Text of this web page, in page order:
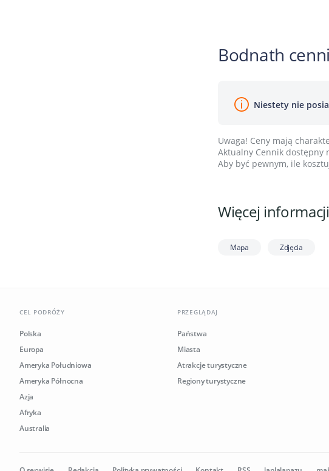
Bodnath
Niestety nie
Uwaga! Ceny mają
Aktualny Cennik dostępny
Aby być pewnym, ile
Więcej informacji
Mapa Zdjęcia
CEL PODRÓŻY
Polska
Europa
Ameryka Południowa
Ameryka Północna
Azja
Afryka
Australia
PRZEGLĄDAJ
Państwa
Miasta
Atrakcje turystyczne
Regiony turystyczne